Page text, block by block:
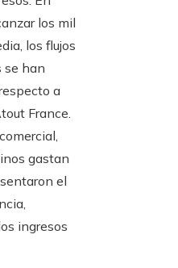
los mil
los flujos
se han
a
France.
gastan
el
ingresos